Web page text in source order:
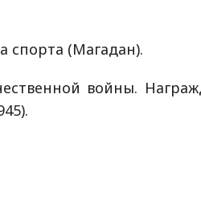
спорта (Магадан).
войны.